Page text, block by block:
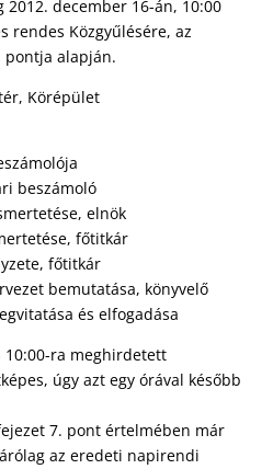
2012. december 16-án, 10:00
rendes Közgyűlésére, az
pontja alapján.
Körépület
beszámoló
elnök
főtitkár
főtitkár
bemutatása, könyvelő
és elfogadása
10:00-ra meghirdetett
úgy azt egy órával később
7. pont értelmében már
az eredeti napirendi